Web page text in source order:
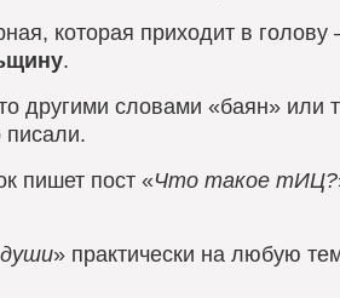
которая приходит в
.
другими словами «баян» или
писали.
пишет пост «Что такое тИЦ?
» практически на любую